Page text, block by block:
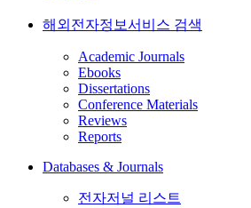
해외전자정보서비스 검색
Academic Journals
Ebooks
Dissertations
Conference Materials
Reviews
Reports
Databases & Journals
전자저널 리스트